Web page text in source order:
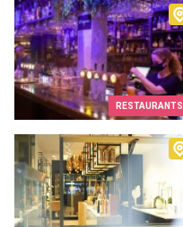
RESTAURANTS
The Network
L'Atelier Gourmand